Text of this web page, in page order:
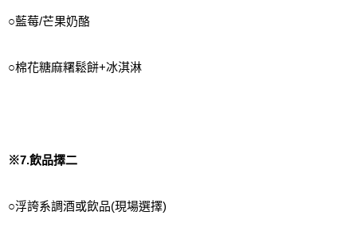
○藍莓/芒果奶酪
○棉花糖麻糬鬆餅+冰淇淋
※7.飲品擇二
○浮誇系調酒或飲品(現場選擇)